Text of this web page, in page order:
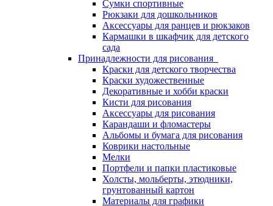
Сумки спортивные
Рюкзаки для дошкольников
Аксессуары для ранцев и рюкзаков
Кармашки в шкафчик для детского
сада
Принадлежности для рисования
Краски для детского творчества
Краски художественные
Декоративные и хобби краски
Кисти для рисования
Аксессуары для рисования
Карандаши и фломастеры
Альбомы и бумага для рисования
Коврики настольные
Мелки
Портфели и папки пластиковые
Холсты, мольберты, этюдники,
грунтованный картон
Материалы для графики